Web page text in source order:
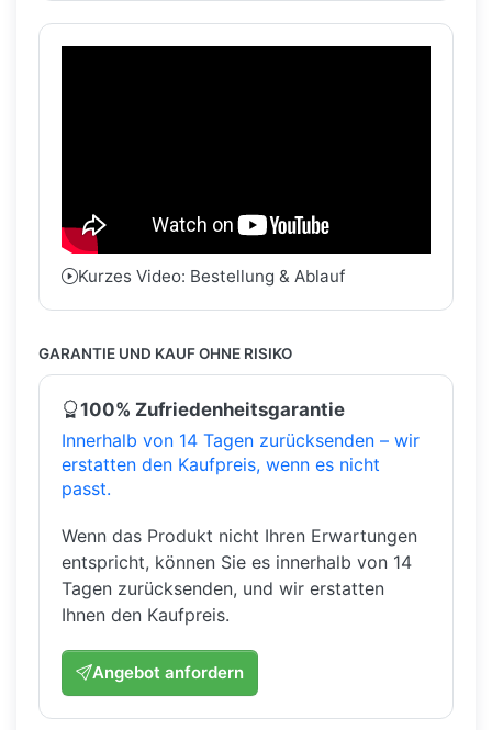
Kurzes Video: Bestellung & Ablauf
GARANTIE UND KAUF OHNE RISIKO
100% Zufriedenheitsgarantie
Innerhalb von 14 Tagen zurücksenden – wir
erstatten den Kaufpreis, wenn es nicht
passt.
Wenn das Produkt nicht Ihren Erwartungen
entspricht, können Sie es innerhalb von 14
Tagen zurücksenden, und wir erstatten
Ihnen den Kaufpreis.
Angebot anfordern